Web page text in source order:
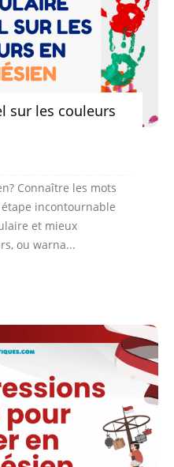
sur les couleurs
Connaître les mots
incontournable
et mieux
ou warna...